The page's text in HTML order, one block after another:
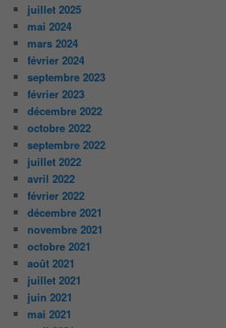
juillet 2025
mai 2024
mars 2024
février 2024
septembre 2023
février 2023
décembre 2022
octobre 2022
septembre 2022
juillet 2022
avril 2022
février 2022
décembre 2021
novembre 2021
octobre 2021
août 2021
juillet 2021
juin 2021
mai 2021